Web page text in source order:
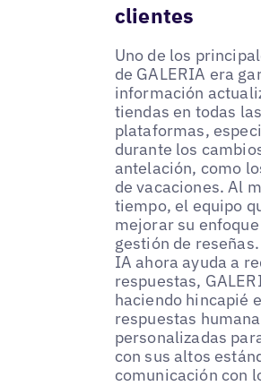
clientes
Uno de los
de GALERIA era
información
tiendas en todas las
plataformas,
durante los
antelación, como
de vacaciones. Al
tiempo, el equipo
mejorar su
gestión de
IA ahora ayuda a
respuestas,
haciendo hincapié
respuestas
personalizadas
con sus altos
comunicación con